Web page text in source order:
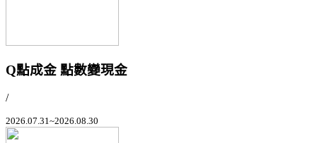
Q點成金 點數變現金
/
2026.07.31~2026.08.30